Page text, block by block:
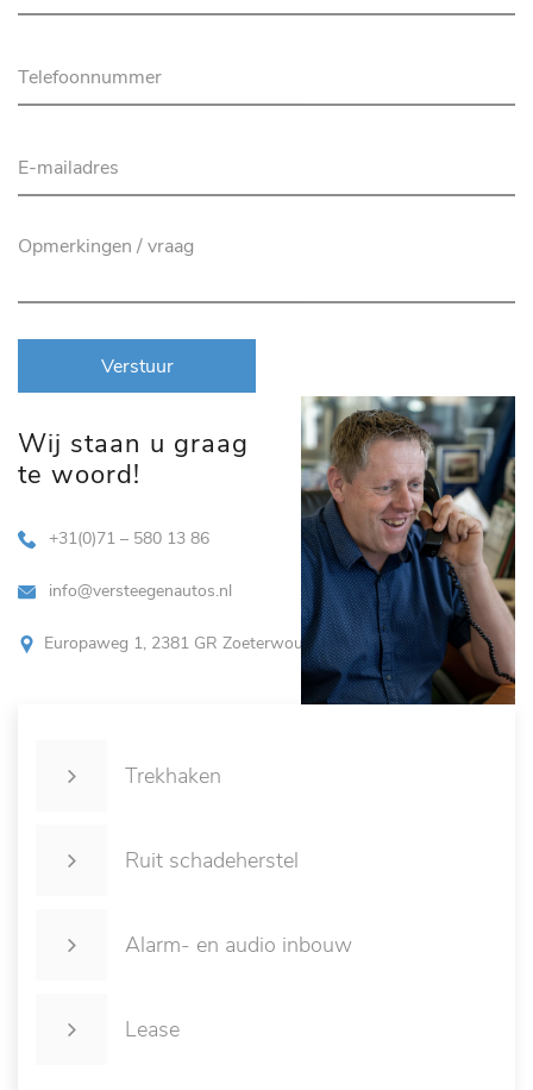
Verstuur
Wij staan u graag
te woord!
+31(0)71 – 580 13 86
info@versteegenautos.nl
Europaweg 1, 2381 GR Zoeterwoude
Trekhaken
Ruit schadeherstel
Alarm- en audio inbouw
Lease